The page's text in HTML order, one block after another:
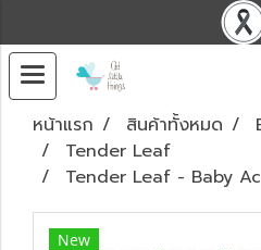
หน้าแรก สินค้าทั้งหมด
Tender Leaf
Tender Leaf - Baby
New